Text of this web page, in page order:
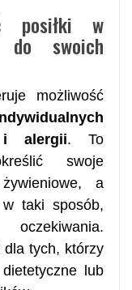
posiłki w
do swoich
możliwość
i alergii. To
swoje
a
w taki sposób,
dla tych, którzy
lub